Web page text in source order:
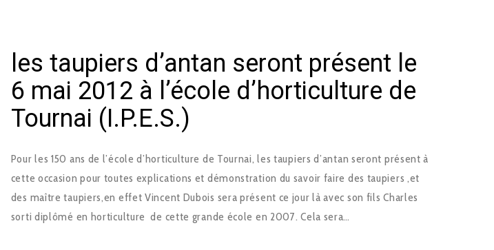
les taupiers d’antan seront présent le
6 mai 2012 à l’école d’horticulture de
Tournai (I.P.E.S.)
Pour les 150 ans de l’école d’horticulture de Tournai, les taupiers d’antan seront présent à
cette occasion pour toutes explications et démonstration du savoir faire des taupiers ,et
des maître taupiers,en effet Vincent Dubois sera présent ce jour là avec son fils Charles
sorti diplômé en horticulture de cette grande école en 2007. Cela sera…